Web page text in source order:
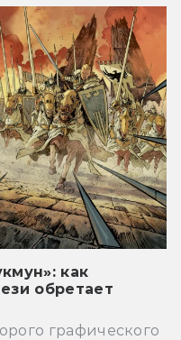
как
обретает
графического